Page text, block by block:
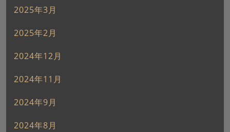
2025年3月
2025年2月
2024年12月
2024年11月
2024年9月
2024年8月